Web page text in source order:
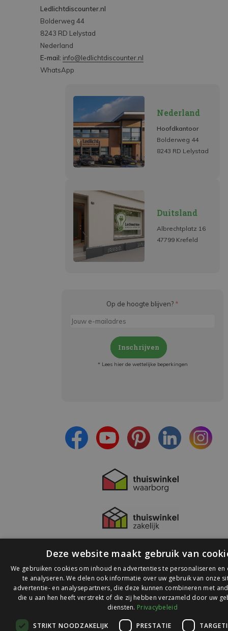
Ledlichtdiscounter.nl
Bolderweg 44
8243 RD Lelystad
Nederland
E-mail: info@ledlichtdiscounter.nl
WhatsApp
Nederland
Hoofdkantoor
Bolderweg 44
8243 RD Lelystad
Duitsland
Albrechtplatz 16
47799 Krefeld
Op de hoogte blijven? *
Inschrijven
* Lees hier de wettelijke beperkingen
© 2026 Ledlichtdiscounter.nl
Deze website maakt gebruik van
We gebruiken cookies om inhoud en advertenties te personaliseren en
te analyseren. We delen ook informatie over uw gebruik van onze
advertentie- en analysepartners, die deze kunnen combineren met
die u aan hen heeft verstrekt of die zij hebben verzameld door uw
diensten. Privacybeleid
STRIKT NOODZAKELIJK PRESTATIE